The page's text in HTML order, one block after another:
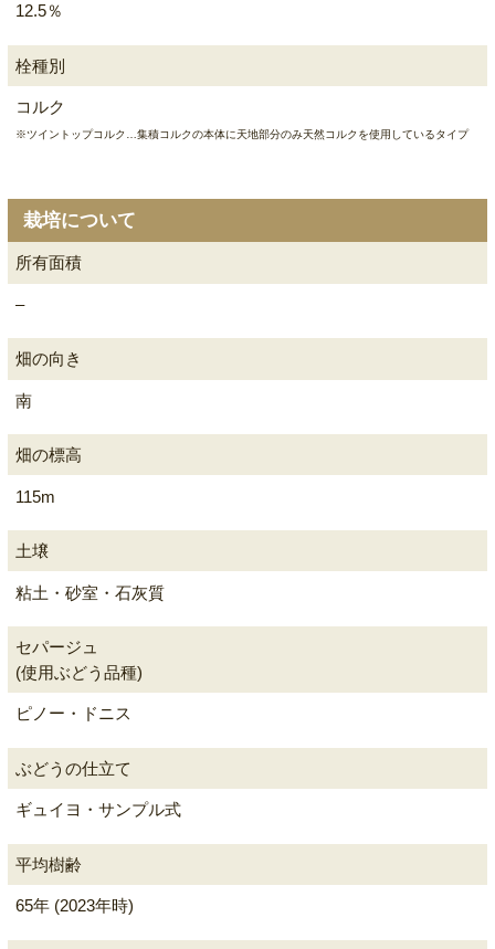
12.5％
栓種別
コルク
※ツイントップコルク…集積コルクの本体に天地部分のみ天然コルクを使用しているタイプ
栽培について
所有面積
–
畑の向き
南
畑の標高
115m
土壌
粘土・砂室・石灰質
セパージュ
(使用ぶどう品種)
ピノー・ドニス
ぶどうの仕立て
ギュイヨ・サンプル式
平均樹齢
65年 (2023年時)